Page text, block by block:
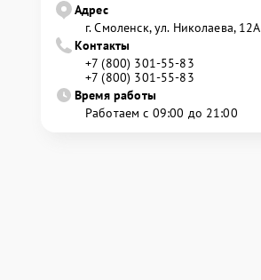
Адрес
г. Смоленск, ул. Николаева, 12А
Контакты
+7 (800) 301-55-83
+7 (800) 301-55-83
Время работы
Работаем с 09:00 до 21:00